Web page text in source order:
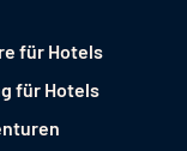
für Hotels
für Hotels